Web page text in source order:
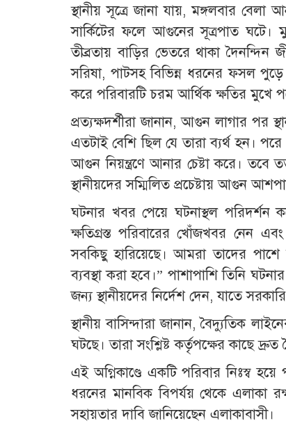
স্থানীয় সূত্রে জানা যায়, মঙ্গলবার
সার্কিটের ফলে আগুনের সূত্রপাত
তীব্রতায় বাড়ির ভেতরে থাকা
সরিষা, পাটসহ বিভিন্ন ধরনের ফসল
করে পরিবারটি চরম আর্থিক ক্ষতির মুখে
প্রত্যক্ষদর্শীরা জানান, আগুন লাগার পর
এতটাই বেশি ছিল যে তারা ব্যর্থ হন।
আগুন নিয়ন্ত্রণে আনার চেষ্টা করে। তবে
স্থানীয়দের সম্মিলিত প্রচেষ্টায় আগুন
ঘটনার খবর পেয়ে ঘটনাস্থল পরিদর্শন
ক্ষতিগ্রস্ত পরিবারের খোঁজখবর নেন
সবকিছু হারিয়েছে। আমরা তাদের পাশে
ব্যবস্থা করা হবে।” পাশাপাশি তিনি
জন্য স্থানীয়দের নির্দেশ দেন, যাতে
স্থানীয় বাসিন্দারা জানান, বৈদ্যুতিক
ঘটছে। তারা সংশ্লিষ্ট কর্তৃপক্ষের কাছে
এই অগ্নিকাণ্ডে একটি পরিবার নিঃস্ব
ধরনের মানবিক বিপর্যয় থেকে এলাকা
সহায়তার দাবি জানিয়েছেন এলাকাবাসী।